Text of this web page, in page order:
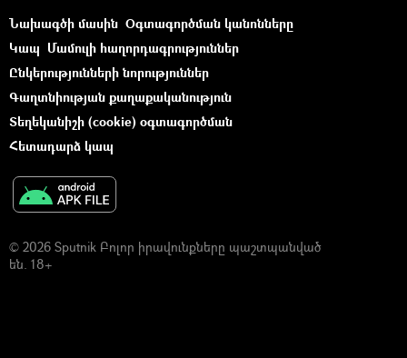
Նախագծի մասին Օգտագործման կանոնները
Կապ Մամուլի հաղորդագրություններ
Ընկերությունների նորություններ
Գաղտնիության քաղաքականություն
Տեղեկանիշի (cookie) օգտագործման
Հետադարձ կապ
© 2026 Sputnik Բոլոր իրավունքները պաշտպանված
են. 18+